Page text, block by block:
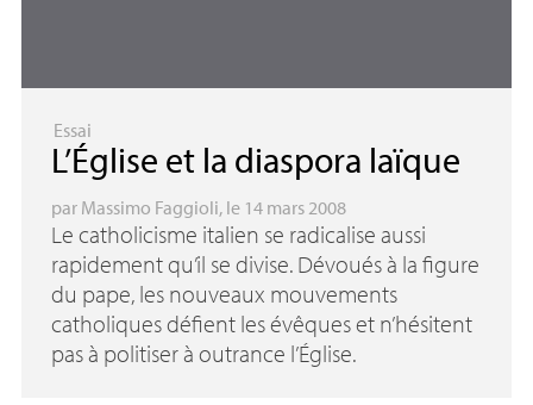
Essai
L’Église et la diaspora laïque
par Massimo Faggioli, le 14 mars 2008
Le catholicisme italien se radicalise aussi
rapidement qu’il se divise. Dévoués à la figure
du pape, les nouveaux mouvements
catholiques défient les évêques et n’hésitent
pas à politiser à outrance l’Église.